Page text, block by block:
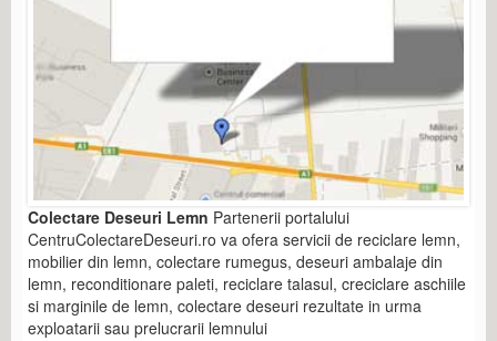
Colectare Deseuri Lemn Partenerii portalului
CentruColectareDeseuri.ro va ofera servicii de reciclare lemn,
mobilier din lemn, colectare rumegus, deseuri ambalaje din
lemn, reconditionare paleti, reciclare talasul, creciclare aschiile
si marginile de lemn, colectare deseuri rezultate in urma
exploatarii sau prelucrarii lemnului